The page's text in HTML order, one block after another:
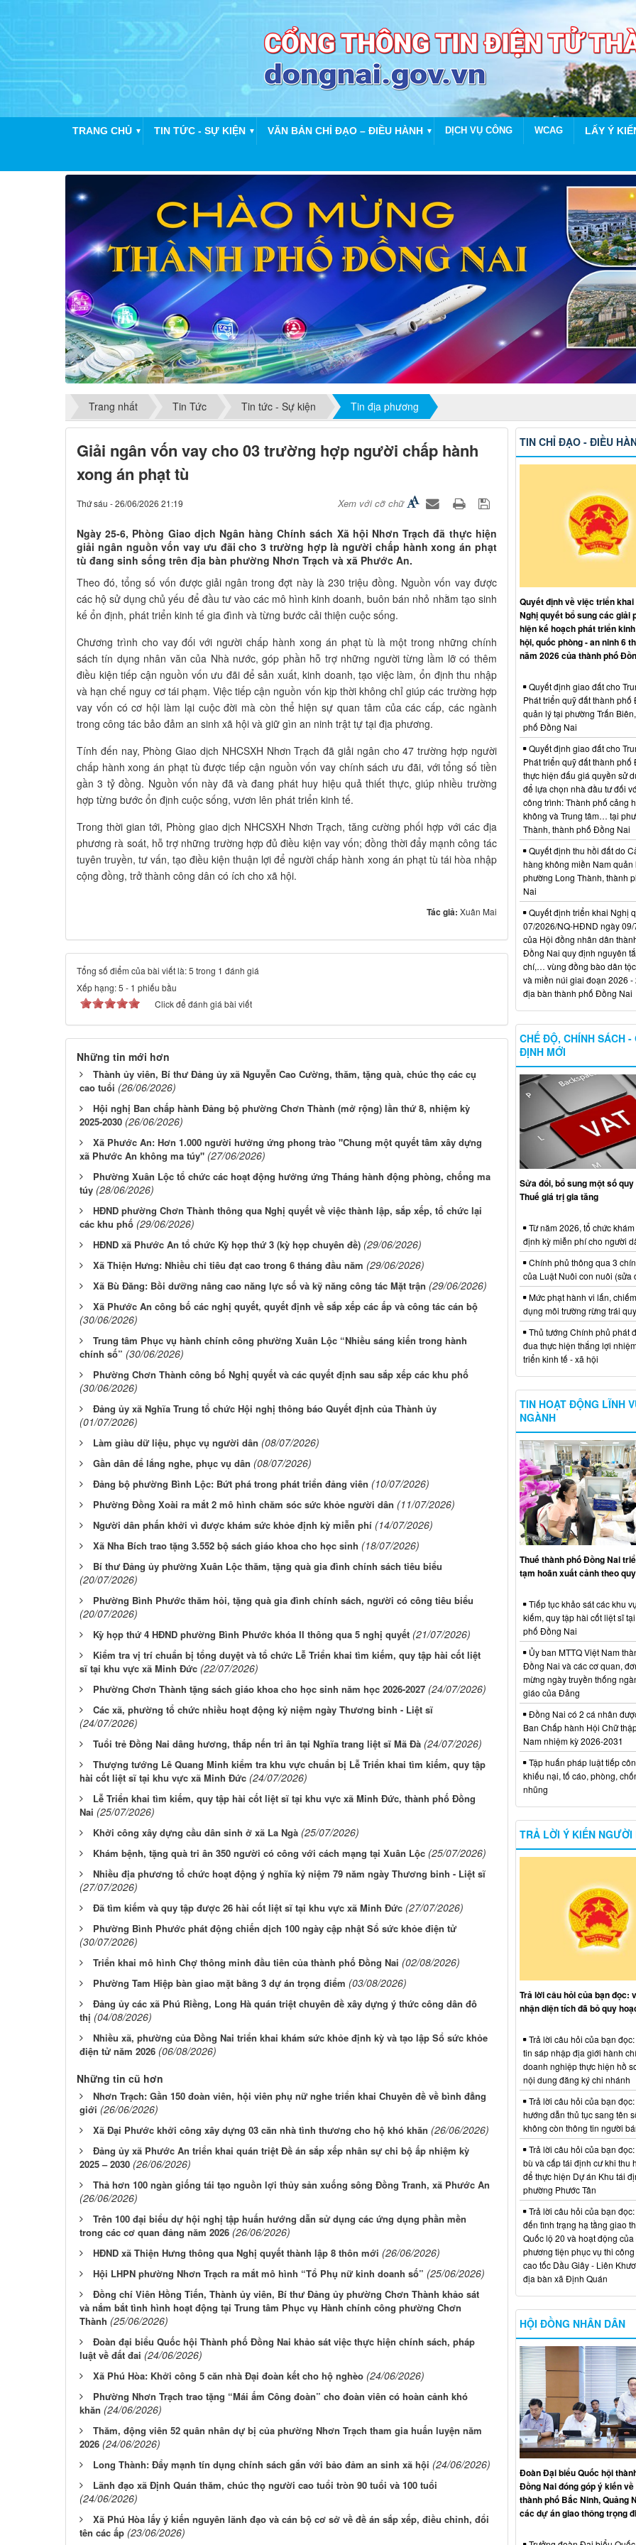
TRANG CHỦ ▼ TIN TỨC - SỰ KIỆN ▼ VĂN BẢN CHỈ ĐẠO – ĐIỀU HÀNH ▼ DỊCH VỤ CÔNG WCAG LẤY Ý
Trang nhất Tin Tức Tin tức - Sự kiện Tin địa phương
Giải ngân vốn vay cho 03 trường hợp người chấp hành
xong án phạt tù
Thứ sáu - 26/06/2026 21:19 Xem với cỡ chữ
Ngày 25-6, Phòng Giao dịch Ngân hàng Chính sách Xã hội Nhơn Trạch đã thực hiện
giải ngân nguồn vốn vay ưu đãi cho 3 trường hợp là người chấp hành xong án phạt
tù đang sinh sống trên địa bàn phường Nhơn Trạch và xã Phước An.
Theo đó, tổng số vốn được giải ngân trong đợt này là 230 triệu đồng. Nguồn vốn vay được
các hộ sử dụng chủ yếu để đầu tư vào các mô hình kinh doanh, buôn bán nhỏ nhằm tạo sinh
kế ổn định, phát triển kinh tế gia đình và từng bước cải thiện cuộc sống.
Chương trình cho vay đối với người chấp hành xong án phạt tù là một trong những chính
sách tín dụng nhân văn của Nhà nước, góp phần hỗ trợ những người từng lầm lỡ có thêm
điều kiện tiếp cận nguồn vốn ưu đãi để sản xuất, kinh doanh, tạo việc làm, ổn định thu nhập
và hạn chế nguy cơ tái phạm. Việc tiếp cận nguồn vốn kịp thời không chỉ giúp các trường hợp
vay vốn có cơ hội làm lại cuộc đời mà còn thể hiện sự quan tâm của các cấp, các ngành
trong công tác bảo đảm an sinh xã hội và giữ gìn an ninh trật tự tại địa phương.
Tính đến nay, Phòng Giao dịch NHCSXH Nhơn Trạch đã giải ngân cho 47 trường hợp người
chấp hành xong án phạt tù được tiếp cận nguồn vốn vay chính sách ưu đãi, với tổng số tiền
gần 3 tỷ đồng. Nguồn vốn này đã và đang phát huy hiệu quả thiết thực, giúp nhiều trường
hợp từng bước ổn định cuộc sống, vươn lên phát triển kinh tế.
Trong thời gian tới, Phòng giao dịch NHCSXH Nhơn Trạch, tăng cường phối hợp với các địa
phương rà soát, hỗ trợ những trường hợp đủ điều kiện vay vốn; đồng thời đẩy mạnh công tác
tuyên truyền, tư vấn, tạo điều kiện thuận lợi để người chấp hành xong án phạt tù tái hòa nhập
cộng đồng, trở thành công dân có ích cho xã hội.
Tác giả: Xuân Mai
Tổng số điểm của bài viết là: 5 trong 1 đánh giá
Xếp hạng:5 - 1 phiếu bầu
Click để đánh giá bài viết
Những tin mới hơn
Thành ủy viên, Bí thư Đảng ủy xã Nguyễn Cao Cường, thăm, tặng quà, chúc thọ các cụ
cao tuổi (26/06/2026)
Hội nghị Ban chấp hành Đảng bộ phường Chơn Thành (mở rộng) lần thứ 8, nhiệm kỳ
2025-2030 (26/06/2026)
Xã Phước An: Hơn 1.000 người hưởng ứng phong trào "Chung một quyết tâm xây dựng
xã Phước An không ma túy" (27/06/2026)
Phường Xuân Lộc tổ chức các hoạt động hưởng ứng Tháng hành động phòng, chống ma
túy (28/06/2026)
HĐND phường Chơn Thành thông qua Nghị quyết về việc thành lập, sắp xếp, tổ chức lại
các khu phố (29/06/2026)
HĐND xã Phước An tổ chức Kỳ họp thứ 3 (kỳ họp chuyên đề) (29/06/2026)
Xã Thiện Hưng: Nhiều chỉ tiêu đạt cao trong 6 tháng đầu năm (29/06/2026)
Xã Bù Đăng: Bồi dưỡng nâng cao năng lực số và kỹ năng công tác Mặt trận (29/06/2026)
Xã Phước An công bố các nghị quyết, quyết định về sắp xếp các ấp và công tác cán bộ
(30/06/2026)
Trung tâm Phục vụ hành chính công phường Xuân Lộc “Nhiều sáng kiến trong hành
chính số” (30/06/2026)
Phường Chơn Thành công bố Nghị quyết và các quyết định sau sắp xếp các khu phố
(30/06/2026)
Đảng ủy xã Nghĩa Trung tổ chức Hội nghị thông báo Quyết định của Thành ủy
(01/07/2026)
Làm giàu dữ liệu, phục vụ người dân (08/07/2026)
Gần dân để lắng nghe, phục vụ dân (08/07/2026)
Đảng bộ phường Bình Lộc: Bứt phá trong phát triển đảng viên (10/07/2026)
Phường Đồng Xoài ra mắt 2 mô hình chăm sóc sức khỏe người dân (11/07/2026)
Người dân phấn khởi vì được khám sức khỏe định kỳ miễn phí (14/07/2026)
Xã Nha Bích trao tặng 3.552 bộ sách giáo khoa cho học sinh (18/07/2026)
Bí thư Đảng ủy phường Xuân Lộc thăm, tặng quà gia đình chính sách tiêu biểu
(20/07/2026)
Phường Bình Phước thăm hỏi, tặng quà gia đình chính sách, người có công tiêu biểu
(20/07/2026)
Kỳ họp thứ 4 HĐND phường Bình Phước khóa II thông qua 5 nghị quyết (21/07/2026)
Kiểm tra vị trí chuẩn bị tổng duyệt và tổ chức Lễ Triển khai tìm kiếm, quy tập hài cốt liệt
sĩ tại khu vực xã Minh Đức (22/07/2026)
Phường Chơn Thành tặng sách giáo khoa cho học sinh năm học 2026-2027 (24/07/2026)
Các xã, phường tổ chức nhiều hoạt động kỷ niệm ngày Thương binh - Liệt sĩ
(24/07/2026)
Tuổi trẻ Đồng Nai dâng hương, thắp nến tri ân tại Nghĩa trang liệt sĩ Mã Đà (24/07/2026)
Thượng tướng Lê Quang Minh kiểm tra khu vực chuẩn bị Lễ Triển khai tìm kiếm, quy tập
hài cốt liệt sĩ tại khu vực xã Minh Đức (24/07/2026)
Lễ Triển khai tìm kiếm, quy tập hài cốt liệt sĩ tại khu vực xã Minh Đức, thành phố Đồng
Nai (25/07/2026)
Khởi công xây dựng cầu dân sinh ở xã La Ngà (25/07/2026)
Khám bệnh, tặng quà tri ân 350 người có công với cách mạng tại Xuân Lộc (25/07/2026)
Nhiều địa phương tổ chức hoạt động ý nghĩa kỷ niệm 79 năm ngày Thương binh - Liệt sĩ
(27/07/2026)
Đã tìm kiếm và quy tập được 26 hài cốt liệt sĩ tại khu vực xã Minh Đức (27/07/2026)
Phường Bình Phước phát động chiến dịch 100 ngày cập nhật Sổ sức khỏe điện tử
(30/07/2026)
Triển khai mô hình Chợ thông minh đầu tiên của thành phố Đồng Nai (02/08/2026)
Phường Tam Hiệp bàn giao mặt bằng 3 dự án trọng điểm (03/08/2026)
Đảng ủy các xã Phú Riềng, Long Hà quán triệt chuyên đề xây dựng ý thức công dân đô
thị (04/08/2026)
Nhiều xã, phường của Đồng Nai triển khai khám sức khỏe định kỳ và tạo lập Sổ sức khỏe
điện tử năm 2026 (06/08/2026)
Những tin cũ hơn
Nhơn Trạch: Gần 150 đoàn viên, hội viên phụ nữ nghe triển khai Chuyên đề về bình đẳng
giới (26/06/2026)
Xã Đại Phước khởi công xây dựng 03 căn nhà tình thương cho hộ khó khăn (26/06/2026)
Đảng ủy xã Phước An triển khai quán triệt Đề án sắp xếp nhân sự chi bộ ấp nhiệm kỳ
2025 – 2030 (26/06/2026)
Thả hơn 100 ngàn giống tái tạo nguồn lợi thủy sản xuống sông Đồng Tranh, xã Phước An
(26/06/2026)
Trên 100 đại biểu dự hội nghị tập huấn hướng dẫn sử dụng các ứng dụng phần mền
trong các cơ quan đảng năm 2026 (26/06/2026)
HĐND xã Thiện Hưng thông qua Nghị quyết thành lập 8 thôn mới (26/06/2026)
Hội LHPN phường Nhơn Trạch ra mắt mô hình “Tổ Phụ nữ kinh doanh số” (25/06/2026)
Đồng chí Viên Hồng Tiến, Thành ủy viên, Bí thư Đảng ủy phường Chơn Thành khảo sát
và nắm bắt tình hình hoạt động tại Trung tâm Phục vụ Hành chính công phường Chơn
Thành (25/06/2026)
Đoàn đại biểu Quốc hội Thành phố Đồng Nai khảo sát việc thực hiện chính sách, pháp
luật về đất đai (24/06/2026)
Xã Phú Hòa: Khởi công 5 căn nhà Đại đoàn kết cho hộ nghèo (24/06/2026)
Phường Nhơn Trạch trao tặng “Mái ấm Công đoàn” cho đoàn viên có hoàn cảnh khó
khăn (24/06/2026)
Thăm, động viên 52 quân nhân dự bị của phường Nhơn Trạch tham gia huấn luyện năm
2026 (24/06/2026)
Long Thành: Đẩy mạnh tín dụng chính sách gắn với bảo đảm an sinh xã hội (24/06/2026)
Lãnh đạo xã Định Quán thăm, chúc thọ người cao tuổi tròn 90 tuổi và 100 tuổi
(24/06/2026)
Xã Phú Hòa lấy ý kiến nguyên lãnh đạo và cán bộ cơ sở về đề án sắp xếp, điều chỉnh, đổi
tên các ấp (23/06/2026)
TIN CHỈ ĐẠO - ĐIỀU
Quyết định về việc triển
Nghị quyết bổ sung các giải
hiện kế hoạch phát triển
hội, quốc phòng - an ninh 6
năm 2026 của thành phố
Quyết định giao đất cho
Phát triển quỹ đất thành phố
quản lý tại phường Trấn
phố Đồng Nai
Quyết định giao đất cho
Phát triển quỹ đất thành phố
thực hiện đấu giá quyền sử
để lựa chọn nhà đầu tư đối
công trình: Thành phố cảng
không và Trung tâm… tại
Thành, thành phố Đồng Nai
Quyết định thu hồi đất do
hàng không miền Nam quản
phường Long Thành, thành
Nai
Quyết định triển khai Nghị
07/2026/NQ-HĐND ngày 09/
của Hội đồng nhân dân
Đồng Nai quy định nguyên
chí,… vùng đồng bào dân
và miền núi giai đoạn 2026 -
địa bàn thành phố Đồng Nai
CHẾ ĐỘ, CHÍNH SÁCH -
ĐỊNH MỚI
Sửa đổi, bổ sung một số
Thuế giá trị gia tăng
Từ năm 2026, tổ chức
định kỳ miễn phí cho người
Chính phủ thông qua 3
của Luật Nuôi con nuôi (sửa
Mức phạt hành vi lấn,
dụng môi trường rừng trái
Thủ tướng Chính phủ phát
đua thực hiện thắng lợi
triển kinh tế - xã hội
TIN HOẠT ĐỘNG LĨNH
NGÀNH
Thuế thành phố Đồng Nai
tạm hoãn xuất cảnh theo
Tiếp tục khảo sát các khu
kiếm, quy tập hài cốt liệt sĩ
phố Đồng Nai
Ủy ban MTTQ Việt Nam
Đồng Nai và các cơ quan,
mừng ngày truyền thống
giáo của Đảng
Đồng Nai có 2 cá nhân
Ban Chấp hành Hội Chữ
Nam nhiệm kỳ 2026-2031
Tập huấn pháp luật tiếp
khiếu nại, tố cáo, phòng,
nhũng
TRẢ LỜI Ý KIẾN NGƯỜI
Trả lời câu hỏi của bạn đọc:
nhận diện tích đã bỏ quy
Trả lời câu hỏi của bạn
tin sáp nhập địa giới hành
doanh nghiệp thực hiện hồ
nội dung đăng ký chi nhánh
Trả lời câu hỏi của bạn
hướng dẫn thủ tục sang tên
không còn thông tin người
Trả lời câu hỏi của bạn
bù và cấp tái định cư khi thu
để thực hiện Dự án Khu tái
phường Phước Tân
Trả lời câu hỏi của bạn
đến tình trạng hạ tầng giao
Quốc lộ 20 và hoạt động của
phương tiện phục vụ thi
cao tốc Dầu Giây - Liên
địa bàn xã Định Quán
HỘI ĐỒNG NHÂN DÂN
Đoàn Đại biểu Quốc hội
Đồng Nai đóng góp ý kiến
thành phố Bắc Ninh, Quảng
các dự án giao thông trọng